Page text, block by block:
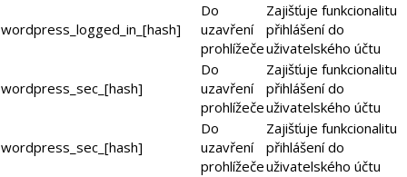
wordpress_logged_in_[hash]
Do
uzavření
prohlížeče
Zajišťuje funkcionalitu
přihlášení do
uživatelského účtu
wordpress_sec_[hash]
Do
uzavření
prohlížeče
Zajišťuje funkcionalitu
přihlášení do
uživatelského účtu
wordpress_sec_[hash]
Do
uzavření
prohlížeče
Zajišťuje funkcionalitu
přihlášení do
uživatelského účtu